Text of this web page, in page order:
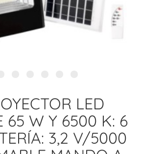
LED
65 W Y 6500 K: 6
3,2 V/5000